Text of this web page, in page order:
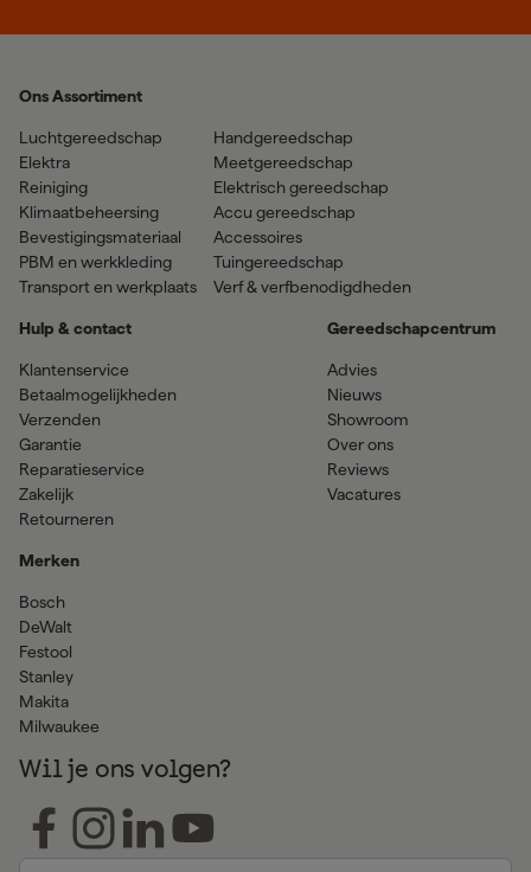
Ons Assortiment
Luchtgereedschap
Elektra
Reiniging
Klimaatbeheersing
Bevestigingsmateriaal
PBM en werkkleding
Transport en werkplaats
Handgereedschap
Meetgereedschap
Elektrisch gereedschap
Accu gereedschap
Accessoires
Tuingereedschap
Verf & verfbenodigdheden
Hulp & contact
Klantenservice
Betaalmogelijkheden
Verzenden
Garantie
Reparatieservice
Zakelijk
Retourneren
Merken
Bosch
DeWalt
Festool
Stanley
Makita
Milwaukee
Gereedschapcentrum
Advies
Nieuws
Showroom
Over ons
Reviews
Vacatures
Wil je ons volgen?